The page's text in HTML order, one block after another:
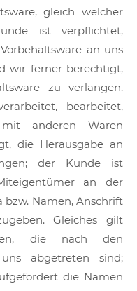
gleich welcher
ist verpflichtet,
an uns
wir ferner berechtigt,
zu verlangen.
bearbeitet,
anderen Waren
die Herausgabe an
der Kunde ist
an der
Namen, Anschrift
Gleiches gilt
die nach den
abgetreten sind;
die Namen